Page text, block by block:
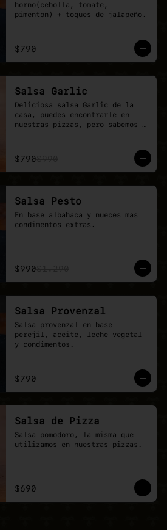
horno(cebolla, tomate,
pimenton) + toques de jalapeño.
$790
Salsa Garlic
Deliciosa salsa Garlic de la
casa, puedes encontrarle en
nuestras pizzas, pero sabemos
$790
Salsa Pesto
En base albahaca y nueces mas
condimentos extras.
$990
Salsa Provenzal
Salsa provenzal en base
perejil, aceite, leche vegetal
y condimentos.
$790
Salsa de Pizza
Salsa pomodoro, la misma que
utilizamos en nuestras pizzas.
$690